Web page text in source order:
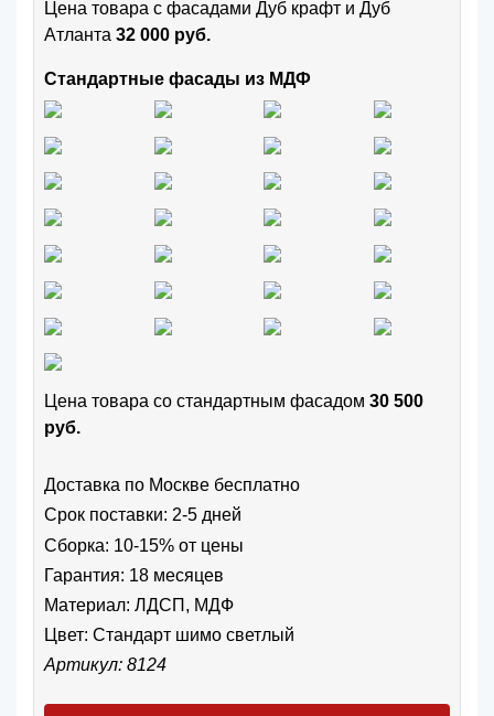
Цена товара с фасадами Дуб крафт и Дуб
Атланта 32 000 руб.
Стандартные фасады из МДФ
Цена товара cо стандартным фасадом 30 500
руб.
Доставка по Москве бесплатно
Срок поставки: 2-5 дней
Сборка: 10-15% от цены
Гарантия: 18 месяцев
Материал: ЛДСП, МДФ
Цвет: Стандарт шимо светлый
Артикул: 8124